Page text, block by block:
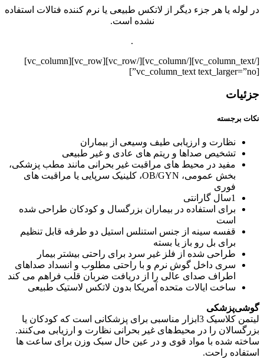
در لوله یا هر جزء دیگر از لاتکس طبیعی یا نرم کننده فتالات استفاده
نشده است.
.
[/vc_column_text][/vc_column][/vc_row][vc_row][vc_column]
[vc_column_text text_larger=”no”]
جزئیات
نکات برجسته
نظارت و ارزیابی طیف وسیعی از بیماران
تشخیص صداها و ریتم های عادی و غیر طبیعی
مفید در محیط های مراقبت غیر بحرانی مانند مطب پزشکی،
بخش عمومی، OB/GYN، کلینیک سرپایی یا مراقبت های
فوری
1سال گارانتی
برای استفاده در بیماران بزرگسال و کودکان طراحی شده
است
قفسه سینه از جنس استنلس استیل دو طرفه قابل تنظیم
برای بل رو باز یا بسته
طراحی شده از فلز غیر سرد برای راحتی بیشتر بیمار
سری داخل گوش نرم و با راحتی مطلوب و انسداد صداهای
اطراف صدای عالی را از دریافت ضربان قلب فراهم می کند
ساخت ایالات متحده آمریکا بدون لاتکس لاستیک طبیعی
گوشی‌پزشکی
لیتمن کلاسیک 3ابزار مناسبی برای پزشکانی است که کودکان یا
بزرگسالان را در محیط‌های غیر بحرانی نظارت و ارزیابی می‌کنند.
ساخته شده با مواد قوی و در عین حال سبک وزن برای ساعت ها
استفاده راحت.